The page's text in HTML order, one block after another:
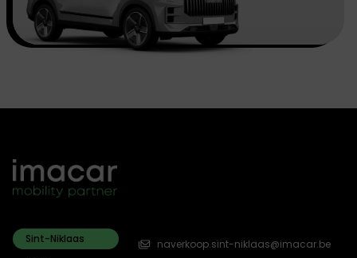
Sint-Niklaas
naverkoop.sint-niklaas@imacar.be